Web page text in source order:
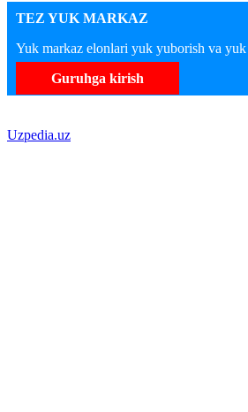
TEZ YUK MARKAZ
Yuk markaz elonlari yuk yuborish va yuk
Guruhga kirish
Uzpedia.uz